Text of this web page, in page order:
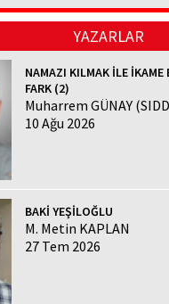
YAZARLAR
NAMAZI KILMAK İLE İKAME
FARK (2)
Muharrem GÜNAY
10 Ağu 2026
BAKİ YEŞİLOĞLU
M. Metin KAPLAN
27 Tem 2026